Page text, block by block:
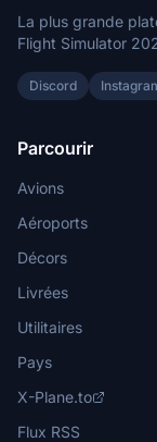
La plus grande
Flight Simulator
Discord
Parcourir
Avions
Aéroports
Décors
Livrées
Utilitaires
Pays
X-Plane.to
Flux RSS